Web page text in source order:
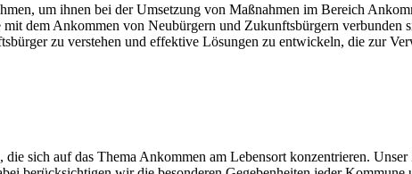
um ihnen bei der Umsetzung von Maßnahmen im Bereich
dem Ankommen von Neubürgern und Zukunftsbürgern
zu verstehen und effektive Lösungen zu entwickeln, die zur
sich auf das Thema Ankommen am Lebensort konzentrieren.